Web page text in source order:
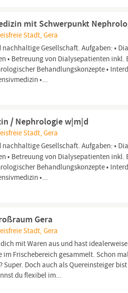
mit Schwerpunkt
Stadt, Gera
Gesellschaft. Aufgaben: •
• Betreuung von Dialysepatienten
Behandlungskonzepte •
•...
/ Nephrologie w|m|d
Stadt, Gera
Gesellschaft. Aufgaben: •
• Betreuung von Dialysepatienten
Behandlungskonzepte •
•...
Gera
Stadt, Gera
mit Waren aus und hast
Frischebereich gesammelt. Schon
Super. Doch auch als Quereinsteiger
du flexibel im...